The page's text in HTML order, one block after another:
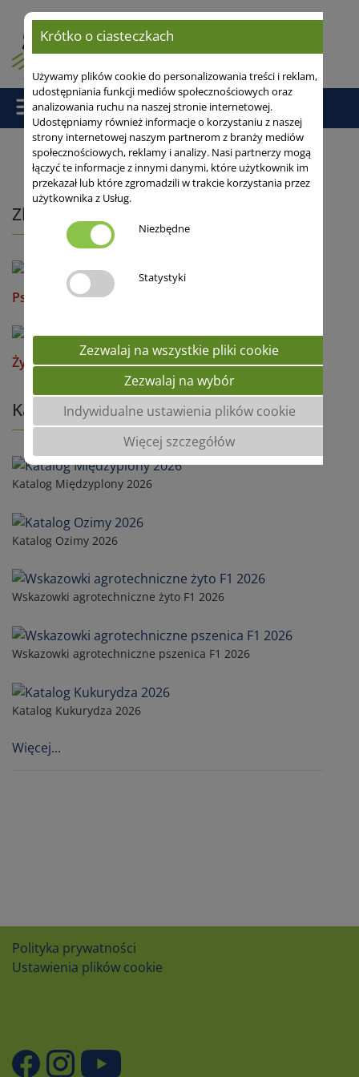
Strona główna / Odmiany / Zboża hybrydowe HYSEED
Katalogi
Katalog Międzyplony 2026
Katalog Ozimy 2026
Wskazowki agrotechniczne żyto F1 2026
Wskazowki agrotechniczne pszenica F1 2026
Katalog Kukurydza 2026
Więcej...
Zboża hybrydowe HYSEED
Pszenica ozima hybrydowa
Żyto ozime hybrydowe
Krótko o ciasteczkach
Używamy plików cookie do personalizowania treści i reklam,
udostępniania funkcji mediów społecznościowych oraz
analizowania ruchu na naszej stronie internetowej.
Udostępniamy również informacje o korzystaniu z naszej
strony internetowej naszym partnerom z branży mediów
społecznościowych, reklamy i analizy. Nasi partnerzy mogą
łączyć te informacje z innymi danymi, które użytkownik im
przekazał lub które zgromadzili w trakcie korzystania przez
użytkownika z Usług.
Niezbędne
Statystyki
Zezwalaj na wszystkie pliki cookie
Zezwalaj na wybór
Indywidualne ustawienia plików cookie
Więcej szczegółów
Polityka prywatności
Ustawienia plików cookie